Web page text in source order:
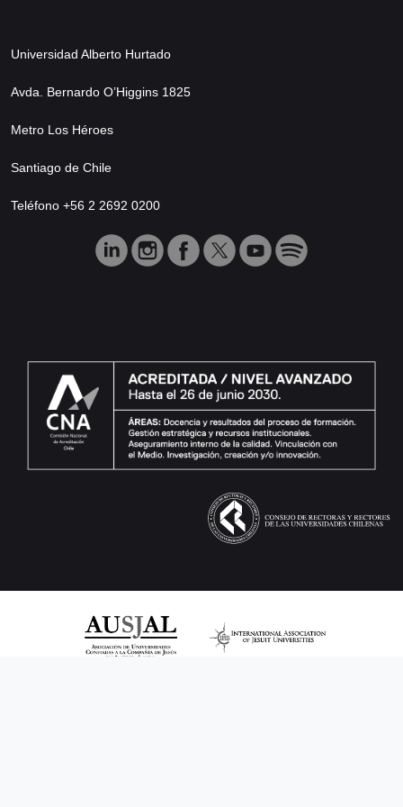
Universidad Alberto Hurtado
Avda. Bernardo O’Higgins 1825
Metro Los Héroes
Santiago de Chile
Teléfono +56 2 2692 0200